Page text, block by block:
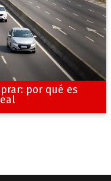
por qué es